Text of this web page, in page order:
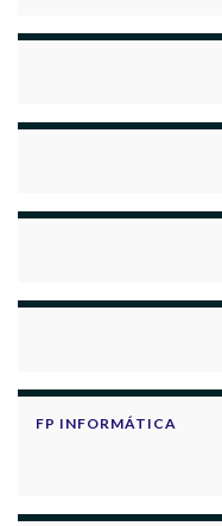
FP INFORMÁTICA